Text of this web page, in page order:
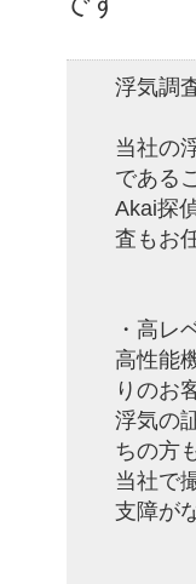
浮気調
当社の
である
Akai探
査もお
・高レ
高性能
りのお
浮気の
ちの方
当社で
支障が